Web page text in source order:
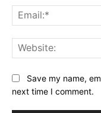
Save my name,
next time I comment.